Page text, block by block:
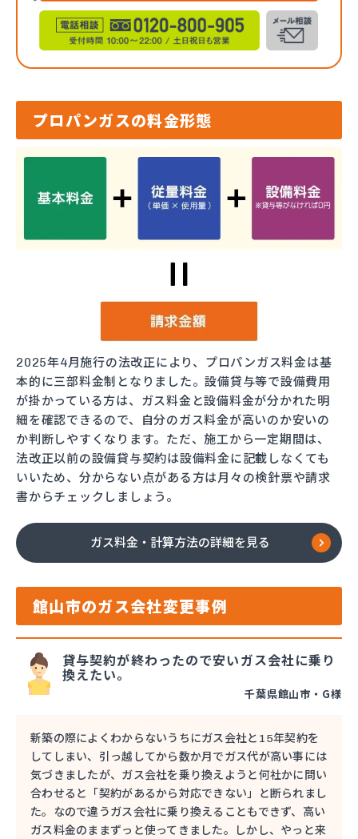
プロパンガスの料金形態
2025年4月施行の法改正により、プロパンガス料金は基
本的に三部料金制となりました。設備貸与等で設備費用
が掛かっている方は、ガス料金と設備料金が分かれた明
細を確認できるので、自分のガス料金が高いのか安いの
か判断しやすくなります。ただ、施工から一定期間は、
法改正以前の設備貸与契約は設備料金に記載しなくても
いいため、分からない点がある方は月々の検針票や請求
書からチェックしましょう。
ガス料金・計算方法の詳細を見る
館山市のガス会社変更事例
貸与契約が終わったので安いガス会社に乗り
換えたい。
千葉県館山市・G様
新築の際によくわからないうちにガス会社と15年契約を
してしまい、引っ越してから数か月でガス代が高い事には
気づきましたが、ガス会社を乗り換えようと何社かに問い
合わせると「契約があるから対応できない」と断られまし
た。なので違うガス会社に乗り換えることもできず、高い
ガス料金のままずっと使ってきました。しかし、やっと来